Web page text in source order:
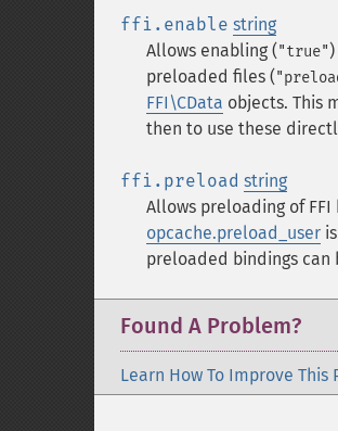
ffi.enable string
Allows enabling ("true"
preloaded files (
FFI\CData objects. This
then to use these
ffi.preload string
Allows preloading of
opcache.preload_user
preloaded bindings can
Found A Problem?
Learn How To Improve This